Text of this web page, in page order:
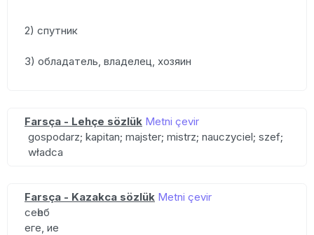
2) спутник
3) обладатель, владелец, хозяин
Farsça - Lehçe sözlük Metni çevir
gospodarz; kapitan; majster; mistrz; nauczyciel; szef;
władca
Farsça - Kazakca sözlük Metni çevir
сеһеб
еге, ие